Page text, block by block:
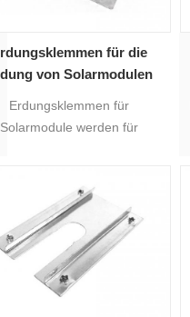
für die
von Solarmodulen
Erdungsklemmen für
Solarmodule werden für